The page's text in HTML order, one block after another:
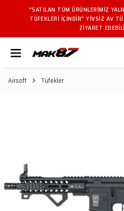
"SATILAN TÜM ÜRÜNLERIMIZ
TÜFEKLERI IÇINDIR" YIVSIZ AV
ZIYARET
Airsoft Tüfekler